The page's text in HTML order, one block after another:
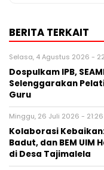
BERITA TERKAIT
Selasa, 4 Agustus 2026 -
Dospulkam IPB,
Selenggarakan
Guru
Minggu, 26 Juli 2026 - 21:26
Kolaborasi
Badut, dan BEM
di Desa Tajimalela